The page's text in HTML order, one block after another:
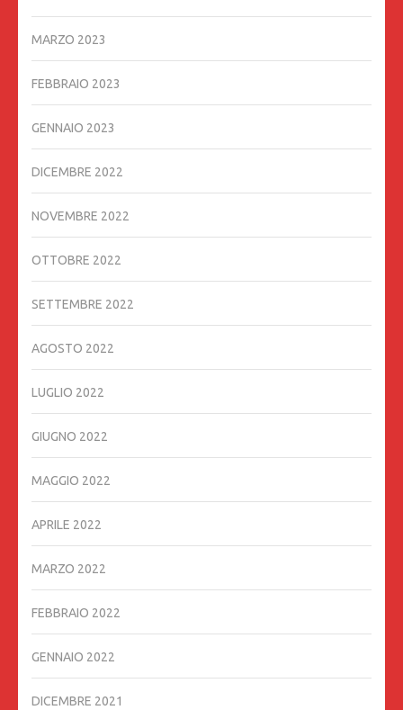
MARZO 2023
FEBBRAIO 2023
GENNAIO 2023
DICEMBRE 2022
NOVEMBRE 2022
OTTOBRE 2022
SETTEMBRE 2022
AGOSTO 2022
LUGLIO 2022
GIUGNO 2022
MAGGIO 2022
APRILE 2022
MARZO 2022
FEBBRAIO 2022
GENNAIO 2022
DICEMBRE 2021